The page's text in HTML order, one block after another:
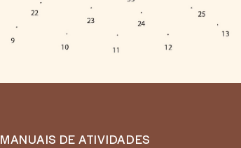
MANUAIS DE ATIVIDADES